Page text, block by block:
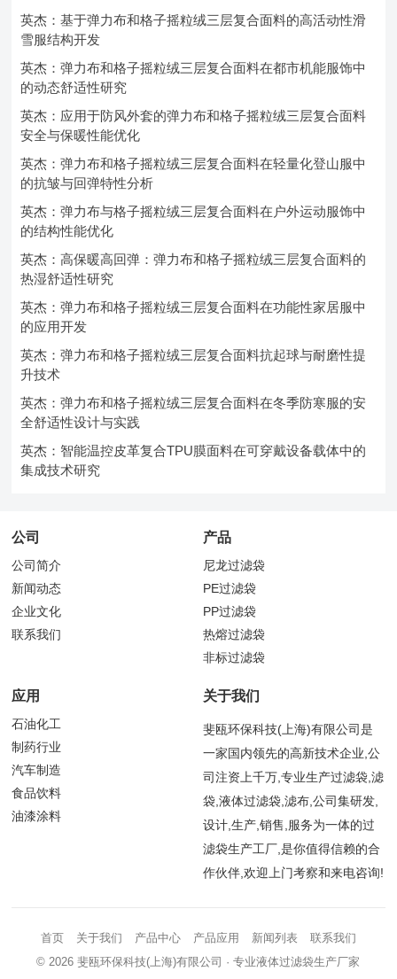
英杰：基于弹力布和格子摇粒绒三层复合面料的高活动性滑
雪服结构开发
英杰：弹力布和格子摇粒绒三层复合面料在都市机能服饰中
的动态舒适性研究
英杰：应用于防风外套的弹力布和格子摇粒绒三层复合面料
安全与保暖性能优化
英杰：弹力布和格子摇粒绒三层复合面料在轻量化登山服中
的抗皱与回弹特性分析
英杰：弹力布与格子摇粒绒三层复合面料在户外运动服饰中
的结构性能优化
英杰：高保暖高回弹：弹力布和格子摇粒绒三层复合面料的
热湿舒适性研究
英杰：弹力布和格子摇粒绒三层复合面料在功能性家居服中
的应用开发
英杰：弹力布和格子摇粒绒三层复合面料抗起球与耐磨性提
升技术
英杰：弹力布和格子摇粒绒三层复合面料在冬季防寒服的安
全舒适性设计与实践
英杰：智能温控皮革复合TPU膜面料在可穿戴设备载体中的
集成技术研究
公司
公司简介
新闻动态
企业文化
联系我们
产品
尼龙过滤袋
PE过滤袋
PP过滤袋
热熔过滤袋
非标过滤袋
应用
石油化工
制药行业
汽车制造
食品饮料
油漆涂料
关于我们
斐瓯环保科技(上海)有限公司是
一家国内领先的高新技术企业,公
司注资上千万,专业生产过滤袋,滤
袋,液体过滤袋,滤布,公司集研发,
设计,生产,销售,服务为一体的过
滤袋生产工厂,是你值得信赖的合
作伙伴,欢迎上门考察和来电咨询!
首页 关于我们 产品中心 产品应用 新闻列表
联系我们
© 2026斐瓯环保科技(上海)有限公司 · 专业液体过滤袋生产厂家